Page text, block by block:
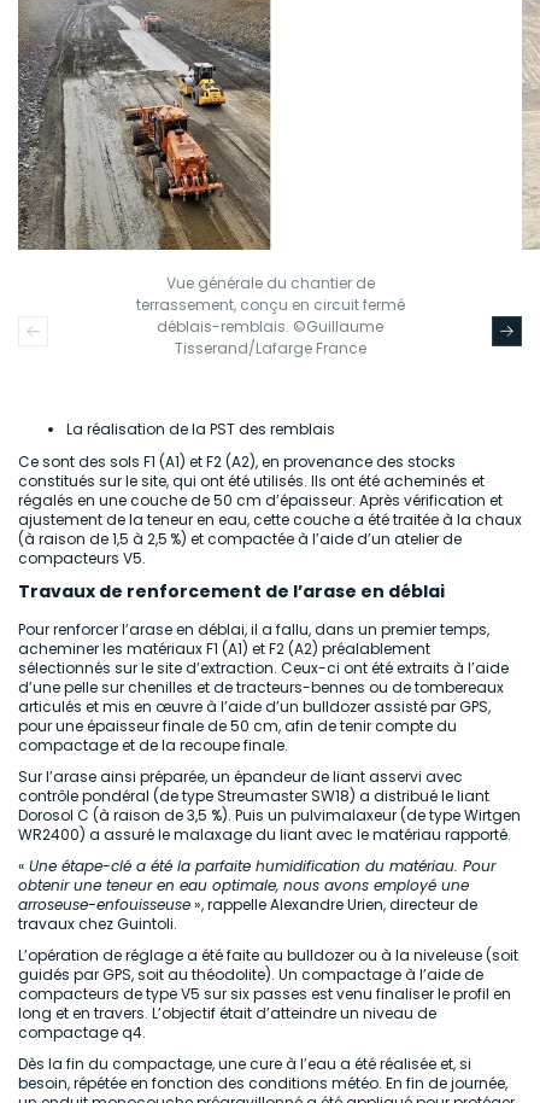
Vue générale du chantier de
terrassement, conçu en circuit fermé
déblais-remblais. ©Guillaume
Tisserand/Lafarge France
La réalisation de la PST des remblais
Ce sont des sols F1 (A1) et F2 (A2), en provenance des stocks
constitués sur le site, qui ont été utilisés. Ils ont été acheminés et
régalés en une couche de 50 cm d’épaisseur. Après vérification et
ajustement de la teneur en eau, cette couche a été traitée à la chaux
(à raison de 1,5 à 2,5 %) et compactée à l’aide d’un atelier de
compacteurs V5.
Travaux de renforcement de l’arase en déblai
Pour renforcer l’arase en déblai, il a fallu, dans un premier temps,
acheminer les matériaux F1 (A1) et F2 (A2) préalablement
sélectionnés sur le site d’extraction. Ceux-ci ont été extraits à l’aide
d’une pelle sur chenilles et de tracteurs-bennes ou de tombereaux
articulés et mis en œuvre à l’aide d’un bulldozer assisté par GPS,
pour une épaisseur finale de 50 cm, afin de tenir compte du
compactage et de la recoupe finale.
Sur l’arase ainsi préparée, un épandeur de liant asservi avec
contrôle pondéral (de type Streumaster SW18) a distribué le liant
Dorosol C (à raison de 3,5 %). Puis un pulvimalaxeur (de type Wirtgen
WR2400) a assuré le malaxage du liant avec le matériau rapporté.
« Une étape-clé a été la parfaite humidification du matériau. Pour
obtenir une teneur en eau optimale, nous avons employé une
arroseuse-enfouisseuse», rappelle Alexandre Urien, directeur de
travaux chez Guintoli.
L’opération de réglage a été faite au bulldozer ou à la niveleuse (soit
guidés par GPS, soit au théodolite). Un compactage à l’aide de
compacteurs de type V5 sur six passes est venu finaliser le profil en
long et en travers. L’objectif était d’atteindre un niveau de
compactage q4.
Dès la fin du compactage, une cure à l’eau a été réalisée et, si
besoin, répétée en fonction des conditions météo. En fin de journée,